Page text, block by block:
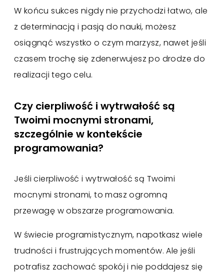
W końcu sukces nigdy nie przychodzi łatwo, ale
z determinacją i pasją do nauki, możesz
osiągnąć wszystko o czym marzysz, nawet jeśli
czasem trochę się zdenerwujesz po drodze do
realizacji tego celu.
Czy cierpliwość i wytrwałość są
Twoimi mocnymi stronami,
szczególnie w kontekście
programowania?
Jeśli cierpliwość i wytrwałość są Twoimi
mocnymi stronami, to masz ogromną
przewagę w obszarze programowania.
W świecie programistycznym, napotkasz wiele
trudności i frustrujących momentów. Ale jeśli
potrafisz zachować spokój i nie poddajesz się